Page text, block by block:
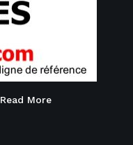
Read More